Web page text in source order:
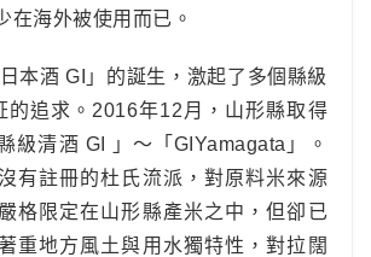
在海外被使用而已。
本酒 GI」的誕生，激起了多個縣級
的追求。2016年12月，山形縣取得
級清酒 GI 」～「 GIYamagata 」。
有註冊的杜氏流派，對原料米來源
格限定在山形縣產米之中，但卻已
重地方風土與用水獨特性，對拉闊